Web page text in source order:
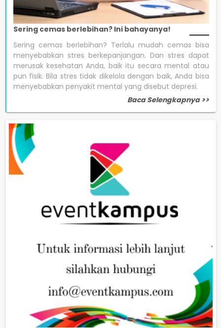
Sering cemas berlebihan? Ini bahayanya!
Sering cemas berlebihan? Terlalu mudah cemas bisa
menyebabkan stres berkepanjangan. Dan stres dapat
merusak kesehatan Anda, baik itu secara mental atau
pun fisik. Bila stres tidak dikelola dengan baik, Anda bisa
menyebabkan penyakit mental yang disebut depresi.
Baca Selengkapnya >>